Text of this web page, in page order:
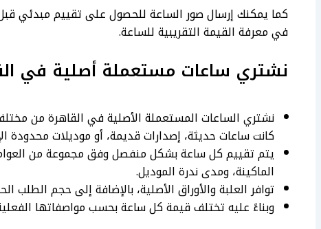
كما يمكنك إرسال صور الساعة للحصول على تقييم مبدئي قبل
في معرفة القيمة التقريبية للساعة.
نشتري ساعات مستعملة أصلية في
نشتري الساعات المستعملة الأصلية في القاهرة من مختلف
كانت ساعات حديثة، إصدارات قديمة، أو موديلات محدودة
يتم تقييم كل ساعة بشكل منفصل وفق مجموعة من
الماكينة، ومدى ندرة الموديل.
توافر العلبة والأوراق الأصلية، بالإضافة إلى حجم
وبناءً عليه تختلف قيمة كل ساعة بحسب مواصفاتها